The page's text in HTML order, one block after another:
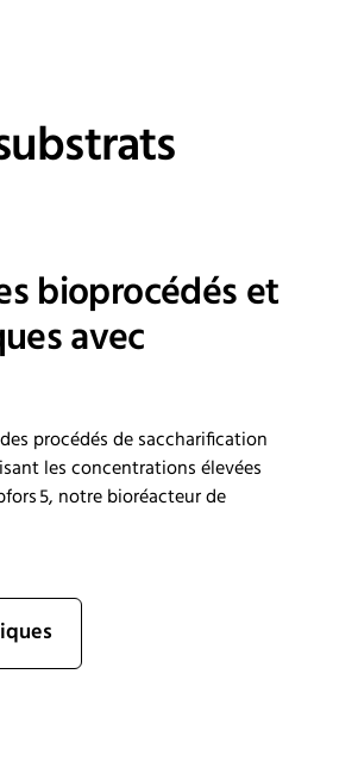
bioprocédés et
avec
procédés de saccharification
les concentrations élevées
5, notre bioréacteur de